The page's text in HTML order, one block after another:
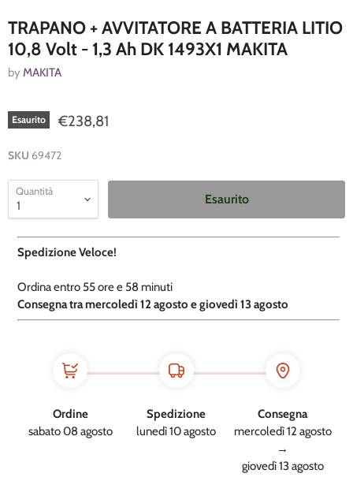
TRAPANO + AVVITATORE A BATTERIA LITIO
10,8 Volt - 1,3 Ah DK 1493X1 MAKITA
by MAKITA
Esaurito €238,81
SKU 69472
Quantità
Esaurito
Spedizione Veloce!
Ordina entro 55 ore e 58 minuti
​Consegna tra mercoledì 12 agosto e giovedì 13 agosto
Ordine
sabato 08 agosto
Spedizione
lunedì 10 agosto
Consegna
mercoledì 12 agosto
→
giovedì 13 agosto